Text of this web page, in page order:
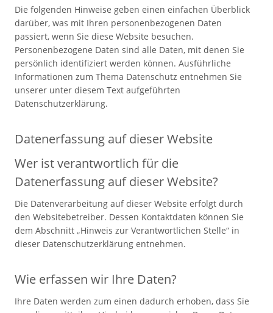
Die folgenden Hinweise geben einen einfachen Überblick
darüber, was mit Ihren personenbezogenen Daten
passiert, wenn Sie diese Website besuchen.
Personenbezogene Daten sind alle Daten, mit denen Sie
persönlich identifiziert werden können. Ausführliche
Informationen zum Thema Datenschutz entnehmen Sie
unserer unter diesem Text aufgeführten
Datenschutzerklärung.
Datenerfassung auf dieser Website
Wer ist verantwortlich für die
Datenerfassung auf dieser Website?
Die Datenverarbeitung auf dieser Website erfolgt durch
den Websitebetreiber. Dessen Kontaktdaten können Sie
dem Abschnitt „Hinweis zur Verantwortlichen Stelle“ in
dieser Datenschutzerklärung entnehmen.
Wie erfassen wir Ihre Daten?
Ihre Daten werden zum einen dadurch erhoben, dass Sie